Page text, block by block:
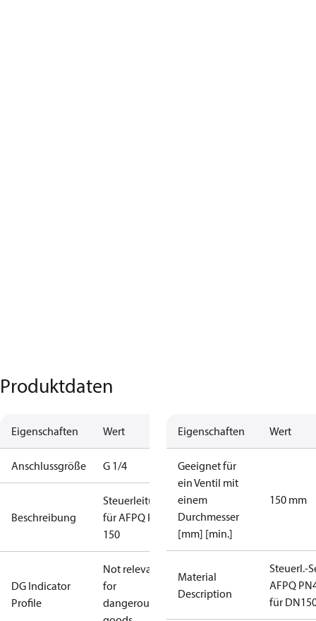
Produktdaten
Eigenschaften Wert
Anschlussgröße G 1/4
Beschreibung
Steuerleitungen
für AFPQ PN40
150
DG Indicator
Profile
Not relevant
for
dangerous
Eigenschaften Wert
Geeignet für
ein Ventil mit
einem
Durchmesser
[mm] [min.]
150 mm
Material
Description
Steuerl.-
AFPQ
für